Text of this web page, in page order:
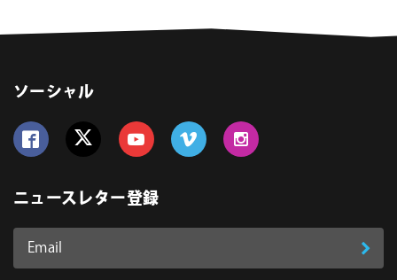
ソーシャル
ニュースレター登録
Email
登